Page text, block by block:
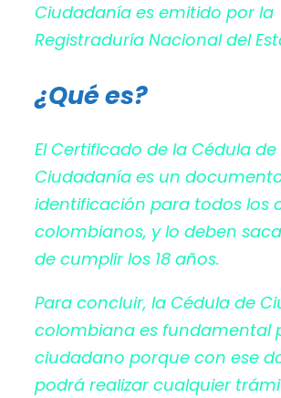
Ciudadanía es emitido por la
Registraduría Nacional del
¿Qué es?
El Certificado de la Cédula de
Ciudadanía es un
identificación para todos los
colombianos, y lo deben
de cumplir los 18 años.
Para concluir, la Cédula de
colombiana es fundamental
ciudadano porque con ese
podrá realizar cualquier